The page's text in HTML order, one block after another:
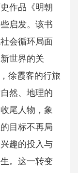
作品《明朝
启发。该书
会循环局面
世界的关
徐霞客的行旅
然、地理的
尾人物，象
目标不再局
趣的投入与
。这一转变